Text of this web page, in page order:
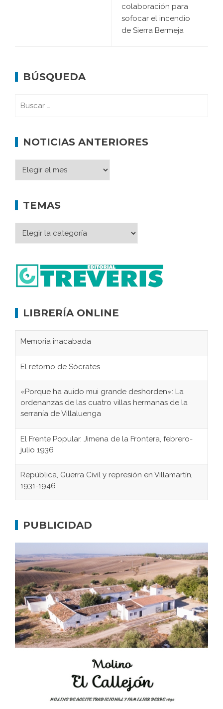
colaboración para
sofocar el incendio
de Sierra Bermeja
BÚSQUEDA
NOTICIAS ANTERIORES
TEMAS
LIBRERÍA ONLINE
Memoria inacabada
El retorno de Sócrates
«Porque ha auido mui grande deshorden»: La
ordenanzas de las cuatro villas hermanas de la
serranía de Villaluenga
El Frente Popular. Jimena de la Frontera, febrero-
julio 1936
República, Guerra Civil y represión en Villamartín,
1931-1946
concentración nazis
Bornos
El Frente Popular. Ubrique, febrero-julio 1936
Juntar las letras. La alfabetización en el campo: del
afán de saber a la autogestión
Historia y vivencias del poblado de Los Hurones
PUBLICIDAD